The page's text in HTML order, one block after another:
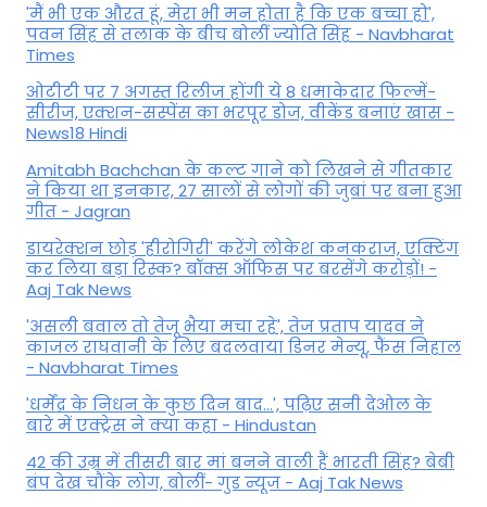
'मैं भी एक औरत हूं, मेरा भी मन होता है कि एक बच्चा हो',
पवन सिंह से तलाक के बीच बोलीं ज्योति सिंह - Navbharat
Times
ओटीटी पर 7 अगस्त रिलीज होंगी ये 8 धमाकेदार फिल्में-
सीरीज, एक्शन-सस्पेंस का भरपूर डोज, वीकेंड बनाएं खास -
News18 Hindi
Amitabh Bachchan के कल्ट गाने को लिखने से गीतकार
ने किया था इनकार, 27 सालों से लोगों की जुबां पर बना हुआ
गीत - Jagran
डायरेक्शन छोड़ 'हीरोगिरी' करेंगे लोकेश कनकराज, एक्टिंग
कर लिया बड़ा रिस्क? बॉक्स ऑफिस पर बरसेंगे करोड़ों! -
Aaj Tak News
'असली बवाल तो तेजू भैया मचा रहे', तेज प्रताप यादव ने
काजल राघवानी के लिए बदलवाया डिनर मेन्यू, फैंस न‍िहाल
- Navbharat Times
'धर्मेंद्र के निधन के कुछ दिन बाद...', पढ़िए सनी देओल के
बारे में एक्ट्रेस ने क्या कहा - Hindustan
42 की उम्र में तीसरी बार मां बनने वाली हैं भारती सिंह? बेबी
बंप देख चौंके लोग, बोलीं- गुड न्यूज - Aaj Tak News